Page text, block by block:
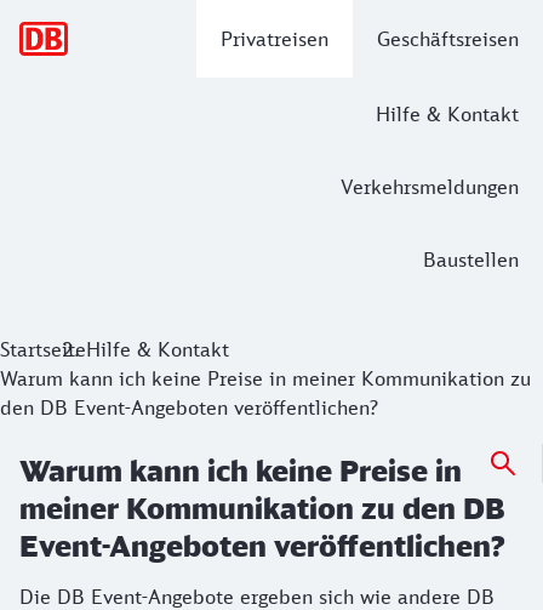
Privatreisen Geschäftsreisen
Hilfe & Kontakt
Verkehrsmeldungen
Baustellen
StartseiteHilfe & Kontakt
Warum kann ich keine Preise in meiner Kommunikation zu
den DB Event-Angeboten veröffentlichen?
Warum kann ich keine Preise in
meiner Kommunikation zu den DB
Event-Angeboten veröffentlichen?
Die DB Event-Angebote ergeben sich wie andere DB